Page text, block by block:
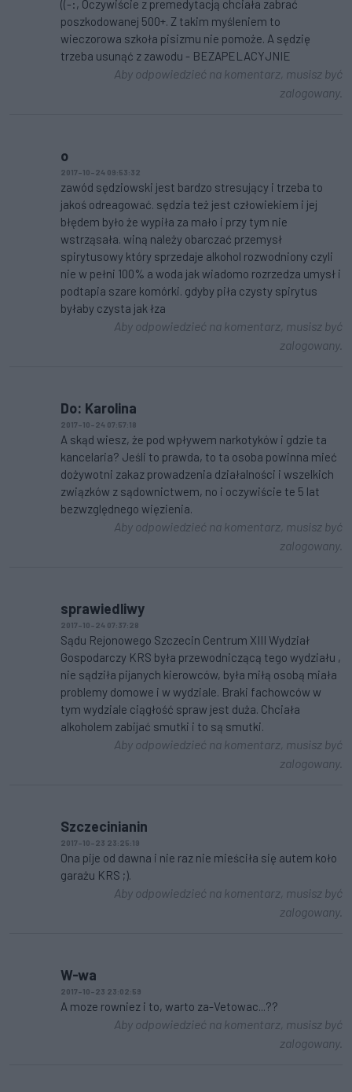
((-:, Oczywiście z premedytacją chciała zabrać
poszkodowanej 500+. Z takim myśleniem to
wieczorowa szkoła pisizmu nie pomoże. A sędzię
trzeba usunąć z zawodu - BEZAPELACYJNIE
Aby odpowiedzieć na komentarz, musisz być
zalogowany.
o
2017-10-24 09:53:32
zawód sędziowski jest bardzo stresujący i trzeba to
jakoś odreagować. sędzia też jest człowiekiem i jej
błędem było że wypiła za mało i przy tym nie
wstrząsała. winą należy obarczać przemysł
spirytusowy który sprzedaje alkohol rozwodniony czyli
nie w pełni 100% a woda jak wiadomo rozrzedza umysł i
podtapia szare komórki. gdyby piła czysty spirytus
byłaby czysta jak łza
Aby odpowiedzieć na komentarz, musisz być
zalogowany.
Do: Karolina
2017-10-24 07:57:18
A skąd wiesz, że pod wpływem narkotyków i gdzie ta
kancelaria? Jeśli to prawda, to ta osoba powinna mieć
dożywotni zakaz prowadzenia działalności i wszelkich
związków z sądownictwem, no i oczywiście te 5 lat
bezwzględnego więzienia.
Aby odpowiedzieć na komentarz, musisz być
zalogowany.
sprawiedliwy
2017-10-24 07:37:28
Sądu Rejonowego Szczecin Centrum XIII Wydział
Gospodarczy KRS była przewodniczącą tego wydziału ,
nie sądziła pijanych kierowców, była miłą osobą miała
problemy domowe i w wydziale. Braki fachowców w
tym wydziale ciągłość spraw jest duża. Chciała
alkoholem zabijać smutki i to są smutki.
Aby odpowiedzieć na komentarz, musisz być
zalogowany.
Szczecinianin
2017-10-23 23:25:19
Ona pije od dawna i nie raz nie mieściła się autem koło
garażu KRS ;).
Aby odpowiedzieć na komentarz, musisz być
zalogowany.
W-wa
2017-10-23 23:02:59
A moze rowniez i to, warto za-Vetowac...??
Aby odpowiedzieć na komentarz, musisz być
zalogowany.